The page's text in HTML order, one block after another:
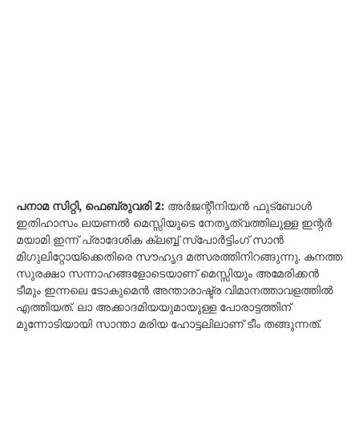
പനാമ സിറ്റി, ഫെബ്രുവരി 2: അർജന്റീനിയൻ ഫുട്ബോൾ
ഇതിഹാസം ലയണൽ മെസ്സിയുടെ നേതൃത്വത്തിലുള്ള ഇന്റർ
മയാമി ഇന്ന് പ്രാദേശിക ക്ലബ്ബ് സ്പോർട്ടിംഗ് സാൻ
മിഗുലിറ്റോയ്‌ക്കെതിരെ സൗഹൃദ മത്സരത്തിനിറങ്ങുന്നു. കനത്ത
സുരക്ഷാ സന്നാഹങ്ങളോടെയാണ് മെസ്സിയും അമേരിക്കൻ
ടീമും ഇന്നലെ ടോകുമെൻ അന്താരാഷ്ട്ര വിമാനത്താവളത്തിൽ
എത്തിയത്. ലാ അക്കാദമിയയുമായുള്ള പോരാട്ടത്തിന്
മുന്നോടിയായി സാന്താ മരിയ ഹോട്ടലിലാണ് ടീം തങ്ങുന്നത്.